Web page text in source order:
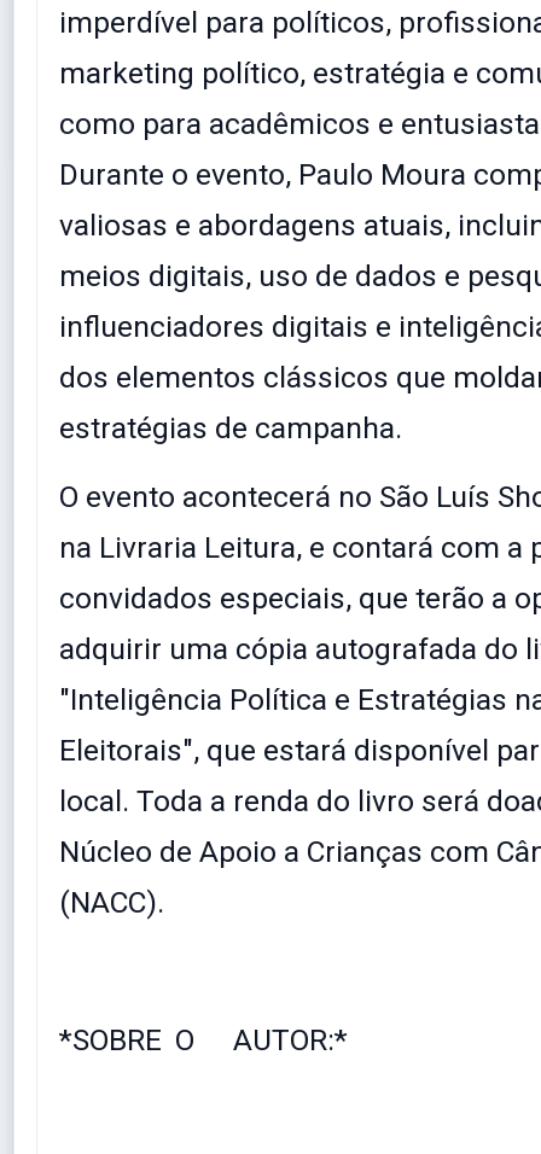
imperdível para políticos,
marketing político, estratégia e
como para acadêmicos e
Durante o evento, Paulo Moura
valiosas e abordagens atuais,
meios digitais, uso de dados e
influenciadores digitais e
dos elementos clássicos que
estratégias de campanha.
O evento acontecerá no São Luís
na Livraria Leitura, e contará com a
convidados especiais, que terão a
adquirir uma cópia autografada do
"Inteligência Política e Estratégias
Eleitorais", que estará disponível
local. Toda a renda do livro será
Núcleo de Apoio a Crianças com
(NACC).
*SOBRE O AUTOR:*